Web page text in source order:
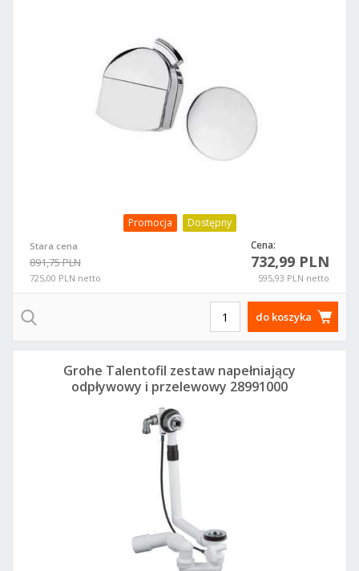
Promocja Dostępny
Stara cena
891,75 PLN
725,00 PLN netto
Cena:
732,99 PLN
595,93 PLN netto
do koszyka
Grohe Talentofil zestaw napełniający
odpływowy i przelewowy 28991000